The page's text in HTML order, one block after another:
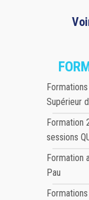
Supérieur
Formation
sessions
Formation
Pau